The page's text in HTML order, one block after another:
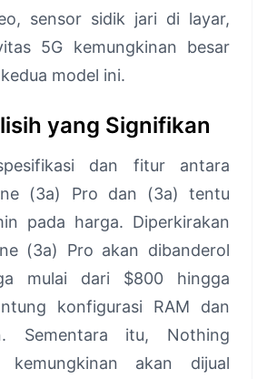
sensor sidik jari di layar,
5G kemungkinan besar
model ini.
yang Signifikan
dan fitur antara
(3a) Pro dan (3a) tentu
pada harga. Diperkirakan
(3a) Pro akan dibanderol
mulai dari $800 hingga
konfigurasi RAM dan
Sementara itu, Nothing
akan dijual